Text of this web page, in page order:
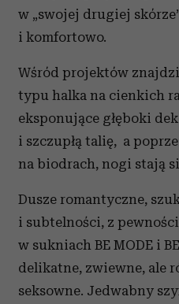
w „swojej drugiej
i komfortowo.
Wśród projektów
typu halka na cienkich
eksponujące głęboki
i szczupłą talię, a
na biodrach, nogi stają
Dusze romantyczne,
i subtelności, z
w sukniach BE MODE i
delikatne, zwiewne, ale
seksowne. Jedwabny